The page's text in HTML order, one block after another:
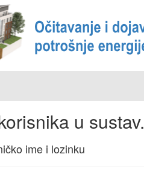
u sustav.
ime i lozinku